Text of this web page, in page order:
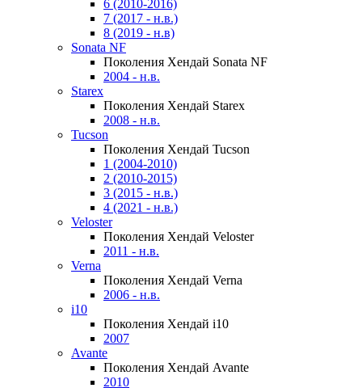
6 (2010-2016)
7 (2017 - н.в.)
8 (2019 - н.в)
Sonata NF
Поколения Хендай Sonata NF
2004 - н.в.
Starex
Поколения Хендай Starex
2008 - н.в.
Tucson
Поколения Хендай Tucson
1 (2004-2010)
2 (2010-2015)
3 (2015 - н.в.)
4 (2021 - н.в.)
Veloster
Поколения Хендай Veloster
2011 - н.в.
Verna
Поколения Хендай Verna
2006 - н.в.
i10
Поколения Хендай i10
2007
Avante
Поколения Хендай Avante
2010